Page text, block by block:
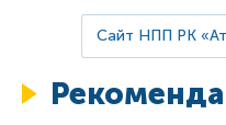
Сайт НПП РК
Нуров К.И.
Структура
Защита бизнеса
Работа с обращениями
Ежегодный доклад